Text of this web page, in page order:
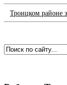
Троицком районе